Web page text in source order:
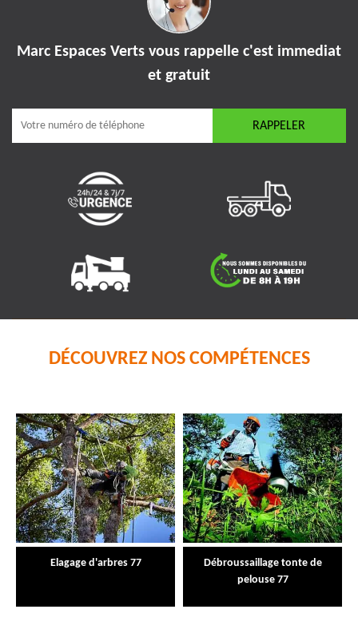
Marc Espaces Verts vous rappelle c'est immediat
et gratuit
DÉCOUVREZ NOS COMPÉTENCES
Elagage d'arbres 77
Débroussaillage tonte de
pelouse 77